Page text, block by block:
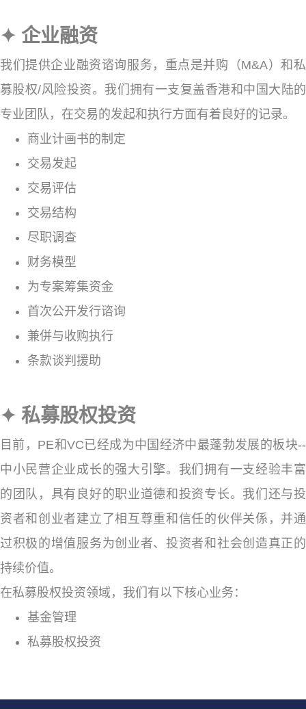
✦ 企业融资
我们提供企业融资谘询服务，重点是并购（M&A）和私
募股权/风险投资。我们拥有一支复盖香港和中国大陆的
专业团队，在交易的发起和执行方面有着良好的记录。
商业计画书的制定
交易发起
交易评估
交易结构
尽职调查
财务模型
为专案筹集资金
首次公开发行谘询
兼併与收购执行
条款谈判援助
✦ 私募股权投资
目前，PE和VC已经成为中国经济中最蓬勃发展的板块--
中小民营企业成长的强大引擎。我们拥有一支经验丰富
的团队，具有良好的职业道德和投资专长。我们还与投
资者和创业者建立了相互尊重和信任的伙伴关係，并通
过积极的增值服务为创业者、投资者和社会创造真正的
持续价值。
在私募股权投资领域，我们有以下核心业务：
基金管理
私募股权投资